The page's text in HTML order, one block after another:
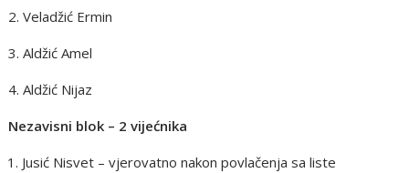
2. Veladžić Ermin
3. Aldžić Amel
4. Aldžić Nijaz
Nezavisni blok – 2 vijećnika
Jusić Nisvet – vjerovatno nakon povlačenja sa liste